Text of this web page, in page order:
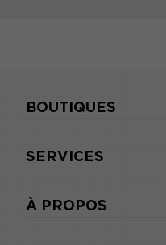
BOUTIQUES
SERVICES
À PROPOS